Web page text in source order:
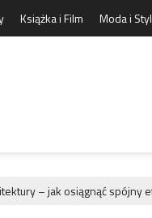
Książka i Film Moda i Styl
– jak osiągnąć spójny efekt?